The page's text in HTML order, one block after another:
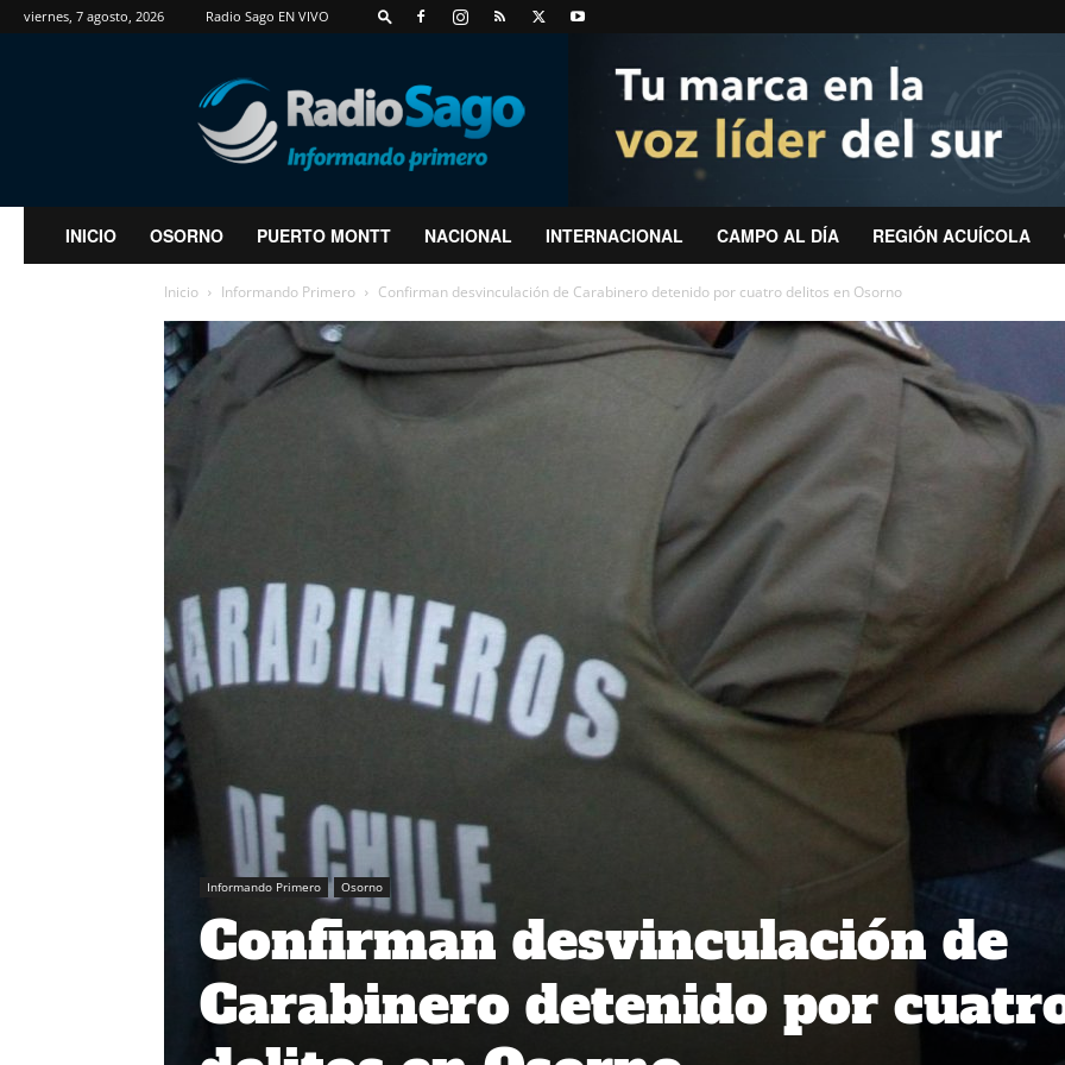
viernes, 7 agosto, 2026 Radio Sago EN VIVO
RadioSago
INICIO OSORNO PUERTO MONTT NACIONAL INTERNACIONAL CAMPO AL DÍA REGIÓN ACUÍCOLA
Inicio Informando Primero Confirman desvinculación de Carabinero detenido por cuatro delitos en Osorno
Informando Primero Osorno
Confirman desvinculación de
Carabinero detenido por